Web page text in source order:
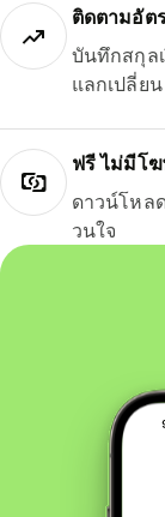
ติดตามอัต
บันทึกสกุล
แลกเปลี่ยน
ฟรี ไม่มีโ
ดาวน์โหล
วนใจ